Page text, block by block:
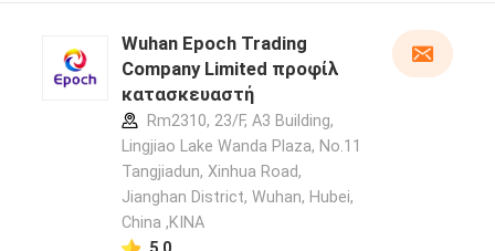
Wuhan Epoch Trading
Company Limited προφίλ
κατασκευαστή
Rm2310, 23/F, A3 Building,
Lingjiao Lake Wanda Plaza, No.11
Tangjiadun, Xinhua Road,
Jianghan District, Wuhan, Hubei,
China ,ΚΙΝΑ